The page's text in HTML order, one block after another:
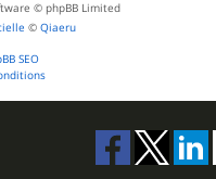
© phpBB Limited
© Qiaeru
SEO